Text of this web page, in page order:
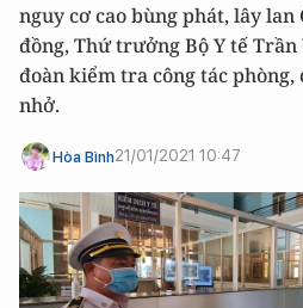
nguy cơ cao bùng phát, lây lan
đồng, Thứ trưởng Bộ Y tế
đoàn kiểm tra công tác phòng,
nhở.
Hòa Bình21/01/2021 10:47